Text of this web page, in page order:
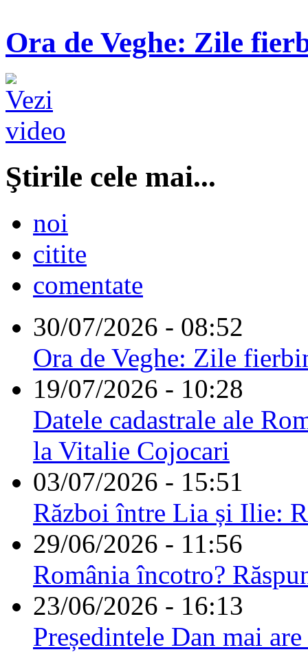
Ora de Veghe: Zile
Ştirile cele mai...
noi
citite
comentate
30/07/2026 - 08:52
Ora de Veghe: Zile
19/07/2026 - 10:28
Datele cadastrale ale
la Vitalie Cojocari
03/07/2026 - 15:51
Război între Lia și Ilie:
29/06/2026 - 11:56
România încotro?
23/06/2026 - 16:13
Președintele Dan mai